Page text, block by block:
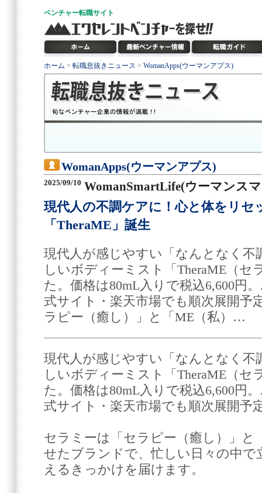
ベンチャー転職サイト
ホーム > 転職息抜きニュース > WomanApps(ウーマンアプス)
WomanApps(ウーマンアプス)
2025/09/10 WomanSmartLife(ウーマンス
現代人の不調ケアに！心と体をリセ
「TheraME」誕生
現代人が感じやすい「なんとなく不
しいボディーミスト「TheraME（セ
た。価格は80mL入りで税込6,600円
式サイト・楽天市場でも順次展開予
ラピー（癒し）」と「ME（私）…
現代人が感じやすい「なんとなく不
しいボディーミスト「TheraME（セ
た。価格は80mL入りで税込6,600円
式サイト・楽天市場でも順次展開予
セラミーは「セラピー（癒し）」と
せたブランドで、忙しい日々の中で
えるきっかけを届けます。